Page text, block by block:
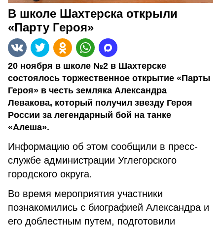
В школе Шахтерска открыли
«Парту Героя»
20 ноября в школе №2 в Шахтерске
состоялось торжественное открытие «Парты
Героя» в честь земляка Александра
Левакова, который получил звезду Героя
России за легендарный бой на танке
«Алеша».
Информацию об этом сообщили в пресс-
службе администрации Углегорского
городского округа.
Во время мероприятия участники
познакомились с биографией Александра и
его доблестным путем, подготовили